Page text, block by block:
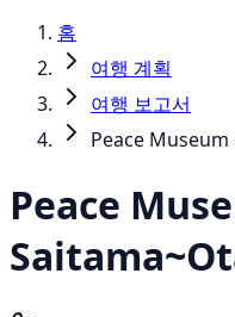
홈
여행 계획
여행 보고서
Peace
Peace